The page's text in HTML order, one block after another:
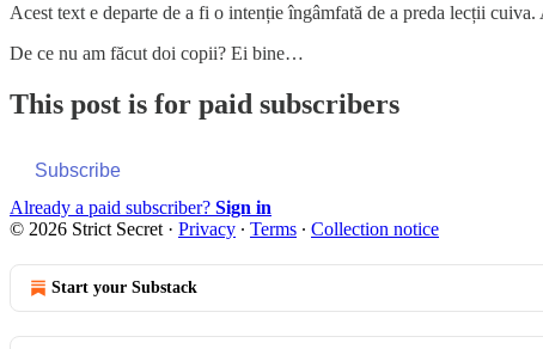
Acest text e departe de a fi o intenție îngâmfată de a preda lecții cuiva.
De ce nu am făcut doi copii? Ei bine…
This post is for paid subscribers
Subscribe
Already a paid subscriber? Sign in
© 2026 Strict Secret · Privacy ∙ Terms ∙ Collection notice
Start your Substack